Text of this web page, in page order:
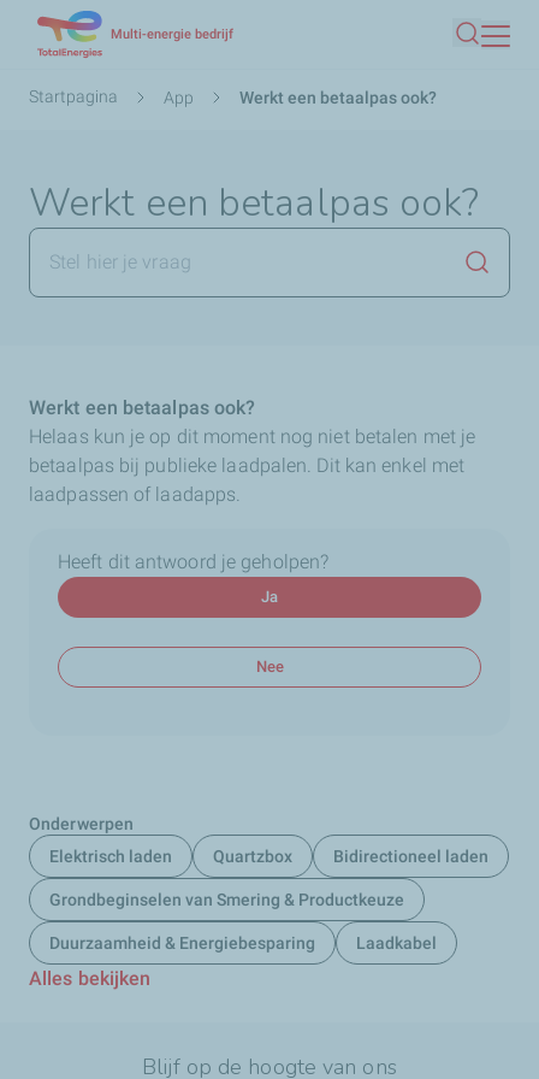
naar
Multi-energie bedrijf
Zoeken
Kruimelpad
Startpagina App Werkt een betaalpas ook?
Werkt een betaalpas ook?
Werkt een betaalpas ook?
Helaas kun je op dit moment nog niet betalen met je
betaalpas bij publieke laadpalen. Dit kan enkel met
laadpassen of laadapps.
Heeft dit antwoord je geholpen?
Ja
Nee
Onderwerpen
Elektrisch laden
Quartzbox Bidirectioneel laden
Grondbeginselen van Smering & Productkeuze
Duurzaamheid & Energiebesparing Laadkabel
Alles bekijken
Blijf op de hoogte van ons